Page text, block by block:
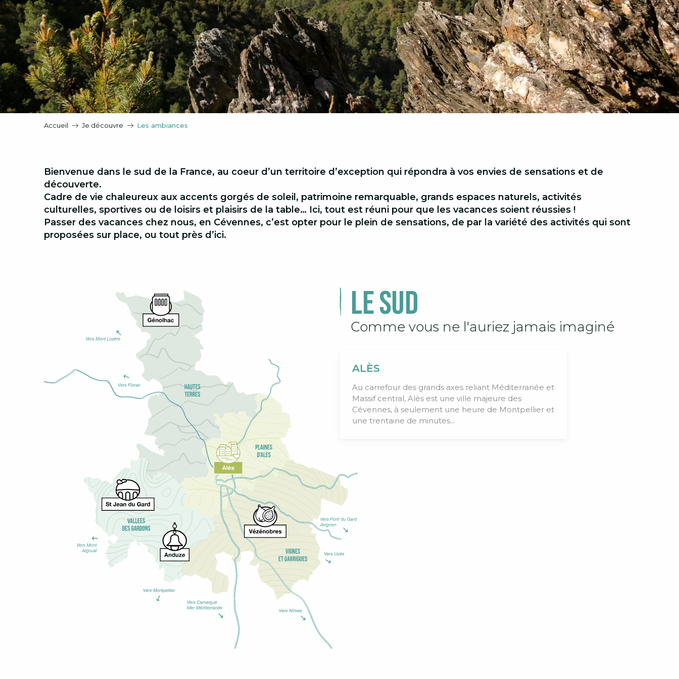
Accueil Je découvre Les ambiances
Bienvenue dans le sud de la France, au coeur d’un territoire d’exception qui répondra à vos envies de sensations et de
découverte.
Cadre de vie chaleureux aux accents gorgés de soleil, patrimoine remarquable, grands espaces naturels, activités
culturelles, sportives ou de loisirs et plaisirs de la table… Ici, tout est réuni pour que les vacances soient réussies !
Passer des vacances chez nous, en Cévennes, c’est opter pour le plein de sensations, de par la variété des activités qui sont
proposées sur place, ou tout près d’ici.
Le Sud
Comme vous ne l'auriez jamais imaginé
ALÈS
Au carrefour des grands axes reliant Méditerranée et
Massif central, Alès est une ville majeure des
Cévennes, à seulement une heure de Montpellier et
une trentaine de minutes...